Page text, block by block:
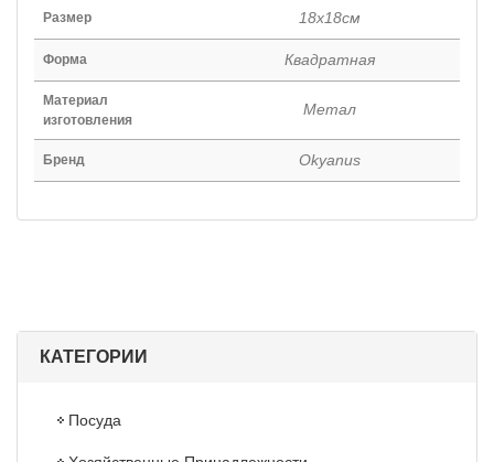
КАТЕГОРИИ
Посуда
Размер 18x18см
Форма Квадратная
Материал
изготовления
Метал
Бренд Okyanus